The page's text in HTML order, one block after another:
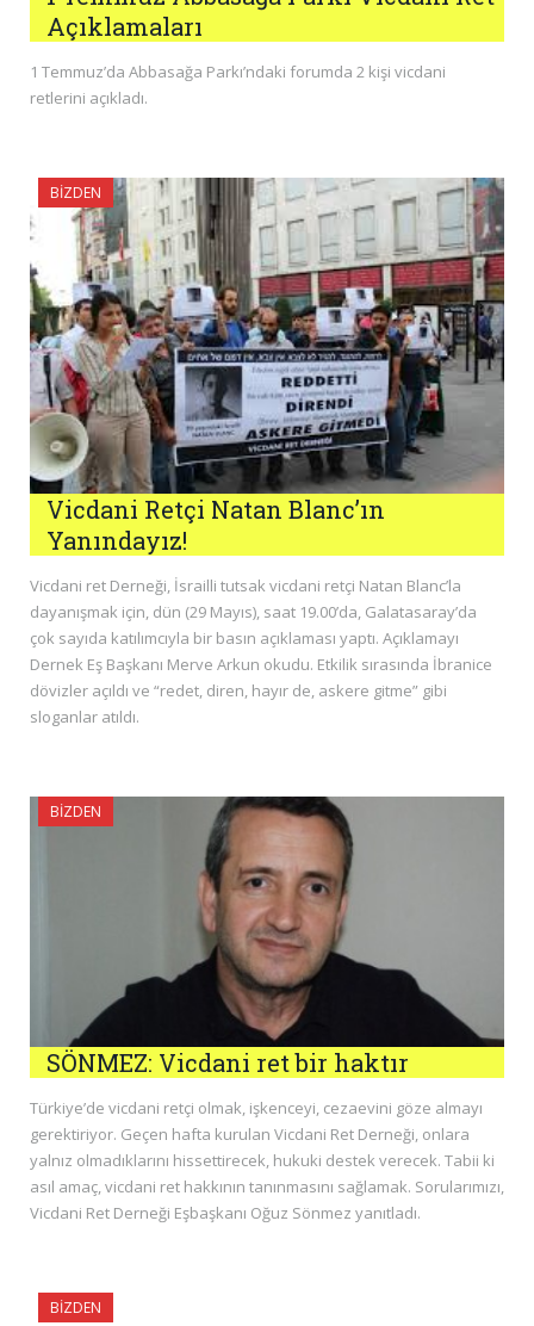
Açıklamaları
1 Temmuz’da Abbasağa Parkı’ndaki forumda 2 kişi vicdani
retlerini açıkladı.
BIZDEN
Vicdani Retçi Natan Blanc’ın
Yanındayız!
Vicdani ret Derneği, İsrailli tutsak vicdani retçi Natan Blanc’la
dayanışmak için, dün (29 Mayıs), saat 19.00’da, Galatasaray’da
çok sayıda katılımcıyla bir basın açıklaması yaptı. Açıklamayı
Dernek Eş Başkanı Merve Arkun okudu. Etkilik sırasında İbranice
dövizler açıldı ve “redet, diren, hayır de, askere gitme” gibi
sloganlar atıldı.
BIZDEN
SÖNMEZ: Vicdani ret bir haktır
Türkiye’de vicdani retçi olmak, işkenceyi, cezaevini göze almayı
gerektiriyor. Geçen hafta kurulan Vicdani Ret Derneği, onlara
yalnız olmadıklarını hissettirecek, hukuki destek verecek. Tabii ki
asıl amaç, vicdani ret hakkının tanınmasını sağlamak. Sorularımızı,
Vicdani Ret Derneği Eşbaşkanı Oğuz Sönmez yanıtladı.
BIZDEN